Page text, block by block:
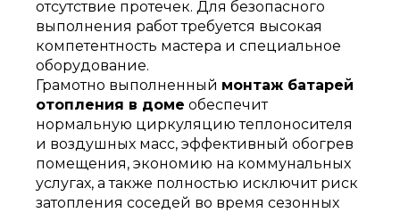
отсутствие протечек. Для безопасного
выполнения работ требуется высокая
компетентность мастера и специальное
оборудование.
Грамотно выполненный монтаж батарей
отопления в доме обеспечит
нормальную циркуляцию теплоносителя
и воздушных масс, эффективный обогрев
помещения, экономию на коммунальных
услугах, а также полностью исключит риск
затопления соседей во время сезонных